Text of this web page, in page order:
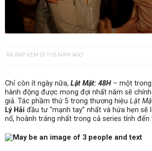
RA RẠP XEM GÌ ? 6 NĂM AGO
Chỉ còn ít ngày nữa, Lật Mặt: 48H – một
hành động được mong đợi nhất năm sẽ
giả. Tác phầm thứ 5 trong thương hiệu Lật
Lý Hải đầu tư “mạnh tay” nhất và hứa hẹn sẽ
nổ, hoành tráng nhất trong cả series tính đến